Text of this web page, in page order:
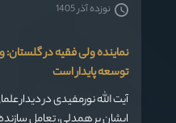
نماینده ولی فقیه در گلستان:
توسعه پایدار است
آیت الله نورمفیدی در دیدار
نوزده آذر 1405